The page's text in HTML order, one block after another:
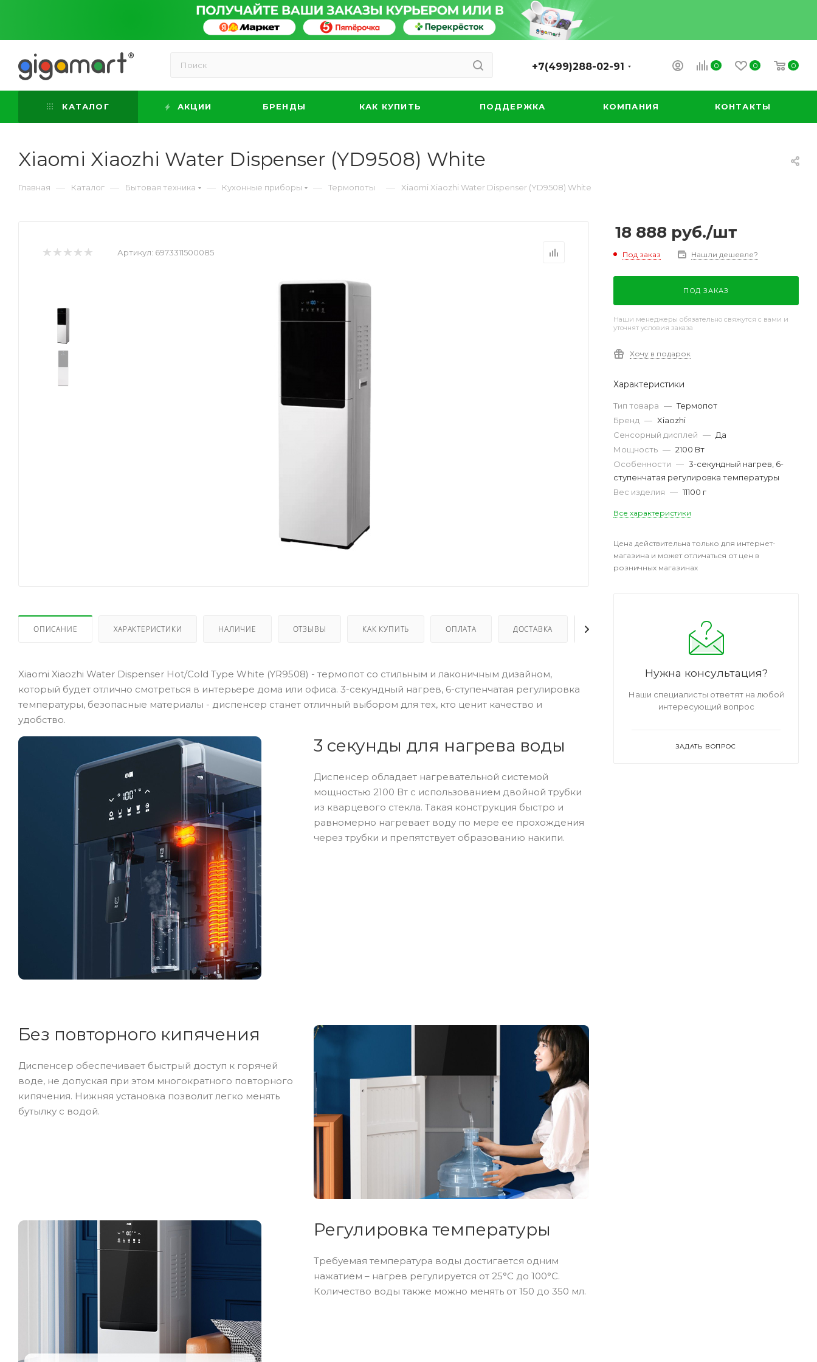
0 0 0
+7(499)288-02-91
КАТАЛОГ АКЦИИ БРЕНДЫ КАК КУПИТЬ ПОДДЕРЖКА КОМПАНИЯ КОНТАКТЫ
Xiaomi Xiaozhi Water Dispenser (YD9508) White
Главная — Каталог — Бытовая техника — Кухонные приборы — Термопоты — Xiaomi Xiaozhi Water Dispenser (YD9508) White
Артикул: 6973311500085
ОПИСАНИЕ ХАРАКТЕРИСТИКИ НАЛИЧИЕ ОТЗЫВЫ КАК КУПИТЬ ОПЛАТА ДОСТАВКА ДОПОЛНИТЕЛЬНО
Xiaomi Xiaozhi Water Dispenser Hot/Cold Type White (YR9508) - термопот со стильным и лаконичным дизайном,
который будет отлично смотреться в интерьере дома или офиса. 3-секундный нагрев, 6-ступенчатая регулировка
температуры, безопасные материалы - диспенсер станет отличный выбором для тех, кто ценит качество и
удобство.
3 секунды для нагрева воды
Диспенсер обладает нагревательной системой
мощностью 2100 Вт с использованием двойной трубки
из кварцевого стекла. Такая конструкция быстро и
равномерно нагревает воду по мере ее прохождения
через трубки и препятствует образованию накипи.
Без повторного кипячения
Диспенсер обеспечивает быстрый доступ к горячей
воде, не допуская при этом многократного повторного
кипячения. Нижняя установка позволит легко менять
бутылку с водой.
Регулировка температуры
Требуемая температура воды достигается одним
нажатием – нагрев регулируется от 25°С до 100°С.
Количество воды также можно менять от 150 до 350 мл.
18 888 руб./шт
Под заказ Нашли дешевле?
ПОД ЗАКАЗ
Наши менеджеры обязательно свяжутся с вами и
уточнят условия заказа
Хочу в подарок
Характеристики
Тип товара — Термопот
Бренд — Xiaozhi
Сенсорный дисплей — Да
Мощность — 2100 Вт
Особенности — 3-секундный нагрев, 6-
ступенчатая регулировка температуры
Вес изделия — 11100 г
Все характеристики
Цена действительна только для интернет-
магазина и может отличаться от цен в
розничных магазинах
Нужна консультация?
Наши специалисты ответят на любой
интересующий вопрос
ЗАДАТЬ ВОПРОС